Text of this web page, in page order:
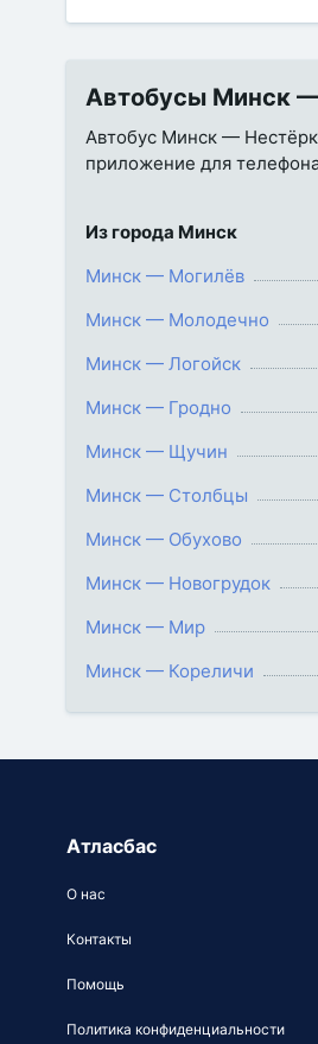
Автобусы Минск —
Автобус Минск —
приложение для
Из города Минск
Минск — Могилёв
Минск — Молодечно
Минск — Логойск
Минск — Гродно
Минск — Щучин
Минск — Столбцы
Минск — Обухово
Минск — Новогрудок
Минск — Мир
Минск — Кореличи
Атласбас
О нас
Контакты
Помощь
Политика конфиденциальности